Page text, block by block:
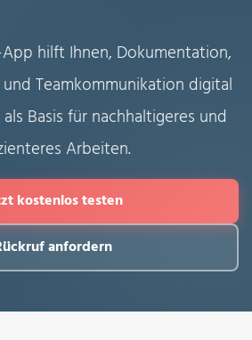
hilft Ihnen, Dokumentation,
Teamkommunikation digital
Basis für nachhaltigeres und
Arbeiten.
kostenlos testen
anfordern